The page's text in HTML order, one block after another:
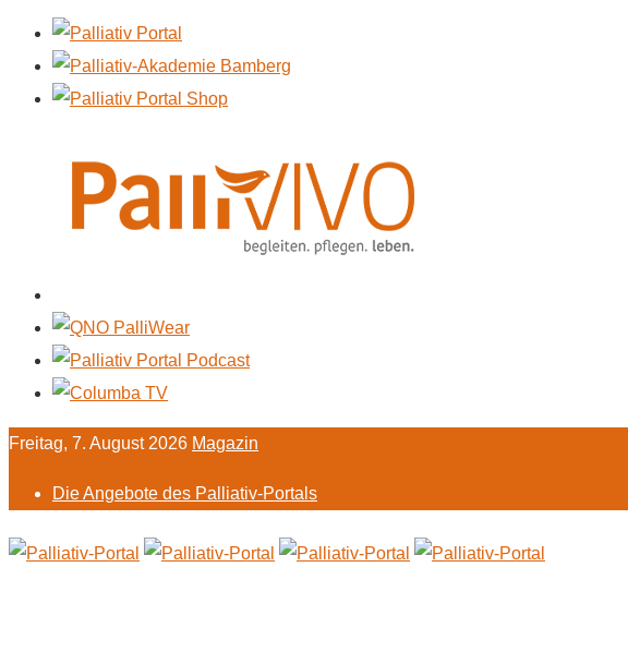
Freitag, 7. August 2026 Magazin
Die Angebote des Palliativ-Portals